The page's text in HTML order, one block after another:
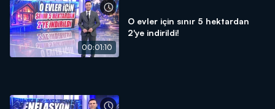
00:01:10
O evler için sınır 5 hektardan
2'ye indirildi!